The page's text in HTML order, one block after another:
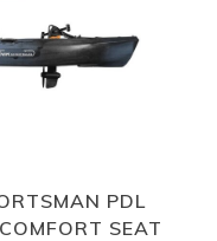
PDL
SEAT